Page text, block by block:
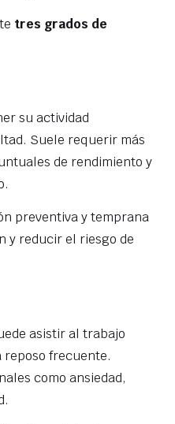
tres grados de
su actividad
Suele requerir más
de rendimiento y
preventiva y temprana
y reducir el riesgo de
asistir al trabajo
frecuente.
como ansiedad,